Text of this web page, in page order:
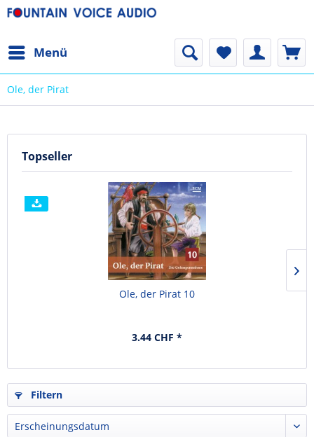
Menü
Ole, der Pirat
Topseller
Ole, der Pirat 10
3.44 CHF *
Filtern